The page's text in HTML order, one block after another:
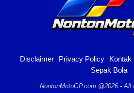
Disclaimer Privacy Policy Kontak
Sepak Bola
NontonMotoGP.com @2026 - All